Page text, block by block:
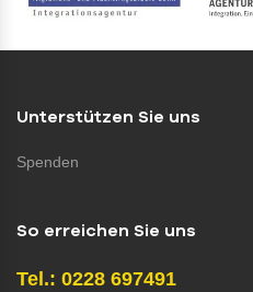
Unterstützen Sie uns
Spenden
So erreichen Sie uns
Tel.: 0228 697491